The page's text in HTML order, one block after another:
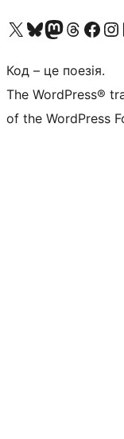
Visit our X (formerly Twitter) account
Visit our Bluesky account
Завітайте до нашої стрічки в
Visit our Threads
Завітайте на
Visit
Код – це поезія.
The WordPress®
of the WordPress